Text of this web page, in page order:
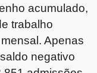
acumulado,
trabalho
Apenas
negativo